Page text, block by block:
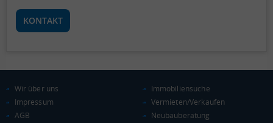
KONTAKT
Wir über uns
Impressum
AGB
Immobiliensuche
Vermieten/Verkaufen
Neubauberatung